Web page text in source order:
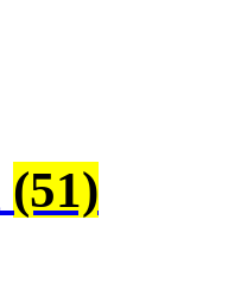
(51)